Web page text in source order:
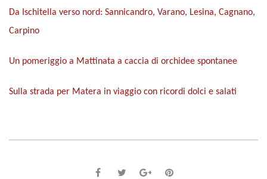
Da Ischitella verso nord: Sannicandro, Varano, Lesina, Cagnano,
Carpino
Un pomeriggio a Mattinata a caccia di orchidee spontanee
Sulla strada per Matera in viaggio con ricordi dolci e salati